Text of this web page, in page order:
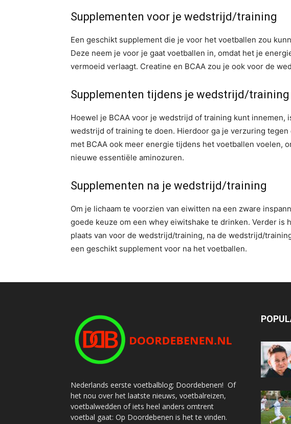
Supplementen voor je wedstrijd/training
Een geschikt supplement die je voor het voetballen zou
Deze neem je voor je gaat voetballen in, omdat het je
vermoeid verlaagt. Creatine en BCAA zou je ook voor de
Supplementen tijdens je wedstrijd/training
Hoewel je BCAA voor je wedstrijd of training kunt innemen,
wedstrijd of training te doen. Hierdoor ga je verzuring
met BCAA ook meer energie tijdens het voetballen voelen,
nieuwe essentiële aminozuren.
Supplementen na je wedstrijd/training
Om je lichaam te voorzien van eiwitten na een zware
goede keuze om een whey eiwitshake te drinken. Verder is
plaats van voor de wedstrijd/training, na de wedstrijd/
een geschikt supplement voor na het voetballen.
Nederlands eerste voetbalblog; Doordebenen! Of
het nou over het laatste nieuws, voetbalreizen,
voetbalwedden of iets heel anders omtrent
voetbal gaat: Op Doordebenen is het te vinden.